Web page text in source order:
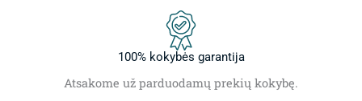
100% kokybės garantija
Atsakome už parduodamų prekių kokybę.